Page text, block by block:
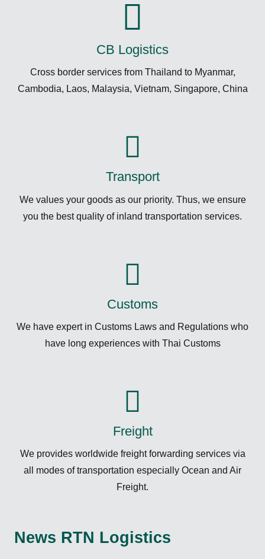
CB Logistics
Cross border services from Thailand to Myanmar,
Cambodia, Laos, Malaysia, Vietnam, Singapore, China
Transport
We values your goods as our priority. Thus, we ensure
you the best quality of inland transportation services.
Customs
We have expert in Customs Laws and Regulations who
have long experiences with Thai Customs
Freight
We provides worldwide freight forwarding services via
all modes of transportation especially Ocean and Air
Freight.
News RTN Logistics